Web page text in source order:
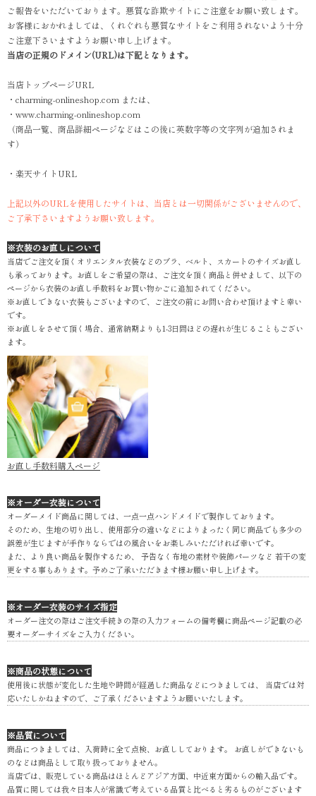
ご報告をいただいております。悪質な詐欺サイトにご注意をお願い致します。
お客様におかれましては、くれぐれも悪質なサイトをご利用されないよう十分
ご注意下さいますようお願い申し上げます。
当店の正規のドメイン(URL)は下記となります。
当店トップページURL
・charming-onlineshop.com または、
・www.charming-onlineshop.com
（商品一覧、商品詳細ページなどはこの後に英数字等の文字列が追加されま
す）
・楽天サイトURL
上記以外のURLを使用したサイトは、当店とは一切関係がございませんので、
ご了承下さいますようお願い致します。
※衣装のお直しについて
当店でご注文を頂くオリエンタル衣装などのブラ、ベルト、スカートのサイズお直し
も承っております。お直しをご希望の際は、ご注文を頂く商品と併せまして、以下の
ページから衣装のお直し手数料をお買い物かごに追加されてください。
※お直しできない衣装もございますので、ご注文の前にお問い合わせ頂けますと幸い
です。
※お直しをさせて頂く場合、通常納期よりも1-3日間ほどの遅れが生じることもござい
ます。
お直し手数料購入ページ
※オーダー衣装について
オーダーメイド商品に関しては、一点一点ハンドメイドで製作しております。
そのため、生地の切り出し、使用部分の違いなどによりまったく同じ商品でも多少の
誤差が生じますが手作りならではの風合いをお楽しみいただければ幸いです。
また、より良い商品を製作するため、 予告なく布地の素材や装飾パーツなど 若干の変
更をする事もあります。予めご了承いただきます様お願い申し上げます。
※オーダー衣装のサイズ指定
オーダー注文の際はご注文手続きの際の入力フォームの備考欄に商品ページ記載の必
要オーダーサイズをご入力ください。
※商品の状態について
使用後に状態が変化した生地や時間が経過した商品などにつきましては、 当店では対
応いたしかねますので、ご了承くださいますようお願いいたします。
※品質について
商品につきましては、入荷時に全て点検、お直ししております。 お直しができないも
のなどは商品として取り扱っておりません。
当店では、販売している商品はほとんどアジア方面、中近東方面からの輸入品です。
品質に関しては我々日本人が常識で考えている品質と比べると劣るものがございます